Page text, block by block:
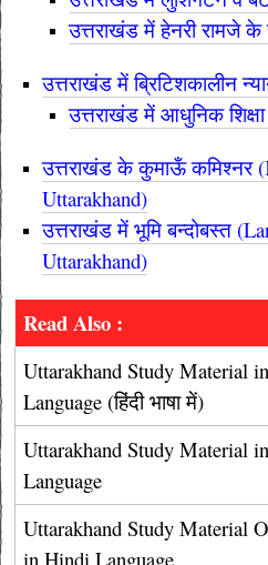
उत्तराखंड में हेनरी रामजे के
उत्तराखंड में ब्रिटिशकालीन
उत्तराखंड में आधुनिक
उत्तराखंड के कुमाऊँ कमिश्नर
Uttarakhand)
उत्तराखंड में भूमि बन्दोबस्त
Uttarakhand)
Read Also :
Uttarakhand Study Material
Language (हिंदी भाषा में)
Uttarakhand Study Material
Language
Uttarakhand Study Material
in Hindi Language